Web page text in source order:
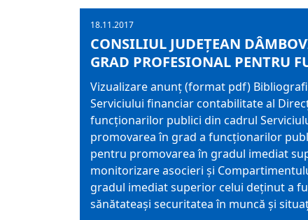
18.11.2017
CONSILIUL JUDEȚEAN
GRAD PROFESIONAL PENTRU
Vizualizare anunț (format pdf)
Serviciului financiar contabilitate al
funcționarilor publici din cadrul
promovarea în grad a funcționarilor
pentru promovarea în gradul imediat
monitorizare asocieri și
gradul imediat superior celui deținut a
sănătateași securitatea în muncă și